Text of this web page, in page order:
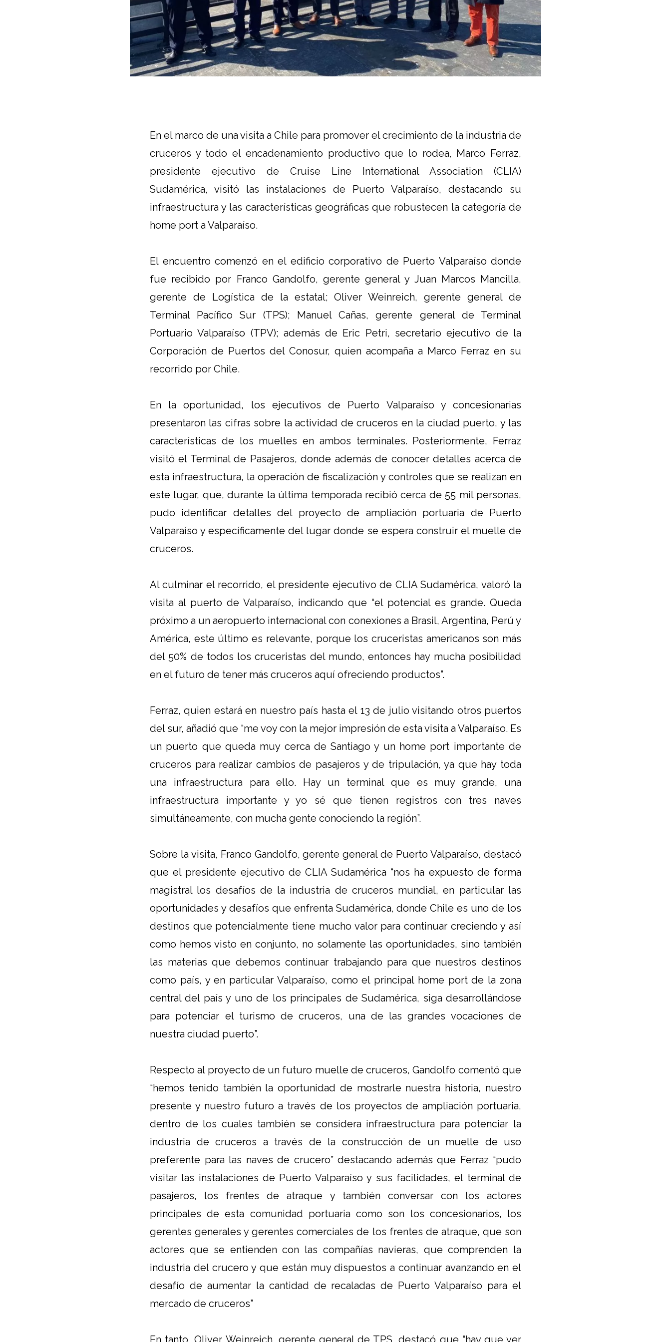
En el marco de una visita a Chile para promover el crecimiento de la industria de
cruceros y todo el encadenamiento productivo que lo rodea, Marco Ferraz,
presidente ejecutivo de Cruise Line International Association (CLIA)
Sudamérica, visitó las instalaciones de Puerto Valparaíso, destacando su
infraestructura y las características geográficas que robustecen la categoría de
home port a Valparaíso.
El encuentro comenzó en el edificio corporativo de Puerto Valparaíso donde
fue recibido por Franco Gandolfo, gerente general y Juan Marcos Mancilla,
gerente de Logística de la estatal; Oliver Weinreich, gerente general de
Terminal Pacífico Sur (TPS); Manuel Cañas, gerente general de Terminal
Portuario Valparaíso (TPV); además de Eric Petri, secretario ejecutivo de la
Corporación de Puertos del Conosur, quien acompaña a Marco Ferraz en su
recorrido por Chile.
En la oportunidad, los ejecutivos de Puerto Valparaíso y concesionarias
presentaron las cifras sobre la actividad de cruceros en la ciudad puerto, y las
características de los muelles en ambos terminales. Posteriormente, Ferraz
visitó el Terminal de Pasajeros, donde además de conocer detalles acerca de
esta infraestructura, la operación de fiscalización y controles que se realizan en
este lugar, que, durante la última temporada recibió cerca de 55 mil personas,
pudo identificar detalles del proyecto de ampliación portuaria de Puerto
Valparaíso y específicamente del lugar donde se espera construir el muelle de
cruceros.
Al culminar el recorrido, el presidente ejecutivo de CLIA Sudamérica, valoró la
visita al puerto de Valparaíso, indicando que “el potencial es grande. Queda
próximo a un aeropuerto internacional con conexiones a Brasil, Argentina, Perú y
América, este último es relevante, porque los cruceristas americanos son más
del 50% de todos los cruceristas del mundo, entonces hay mucha posibilidad
en el futuro de tener más cruceros aquí ofreciendo productos”.
Ferraz, quien estará en nuestro país hasta el 13 de julio visitando otros puertos
del sur, añadió que “me voy con la mejor impresión de esta visita a Valparaíso. Es
un puerto que queda muy cerca de Santiago y un home port importante de
cruceros para realizar cambios de pasajeros y de tripulación, ya que hay toda
una infraestructura para ello. Hay un terminal que es muy grande, una
infraestructura importante y yo sé que tienen registros con tres naves
simultáneamente, con mucha gente conociendo la región”.
Sobre la visita, Franco Gandolfo, gerente general de Puerto Valparaíso, destacó
que el presidente ejecutivo de CLIA Sudamérica “nos ha expuesto de forma
magistral los desafíos de la industria de cruceros mundial, en particular las
oportunidades y desafíos que enfrenta Sudamérica, donde Chile es uno de los
destinos que potencialmente tiene mucho valor para continuar creciendo y así
como hemos visto en conjunto, no solamente las oportunidades, sino también
las materias que debemos continuar trabajando para que nuestros destinos
como país, y en particular Valparaíso, como el principal home port de la zona
central del país y uno de los principales de Sudamérica, siga desarrollándose
para potenciar el turismo de cruceros, una de las grandes vocaciones de
nuestra ciudad puerto”.
Respecto al proyecto de un futuro muelle de cruceros, Gandolfo comentó que
“hemos tenido también la oportunidad de mostrarle nuestra historia, nuestro
presente y nuestro futuro a través de los proyectos de ampliación portuaria,
dentro de los cuales también se considera infraestructura para potenciar la
industria de cruceros a través de la construcción de un muelle de uso
preferente para las naves de crucero” destacando además que Ferraz “pudo
visitar las instalaciones de Puerto Valparaíso y sus facilidades, el terminal de
pasajeros, los frentes de atraque y también conversar con los actores
principales de esta comunidad portuaria como son los concesionarios, los
gerentes generales y gerentes comerciales de los frentes de atraque, que son
actores que se entienden con las compañías navieras, que comprenden la
industria del crucero y que están muy dispuestos a continuar avanzando en el
desafío de aumentar la cantidad de recaladas de Puerto Valparaíso para el
mercado de cruceros”
En tanto, Oliver Weinreich, gerente general de TPS, destacó que “hay que ver